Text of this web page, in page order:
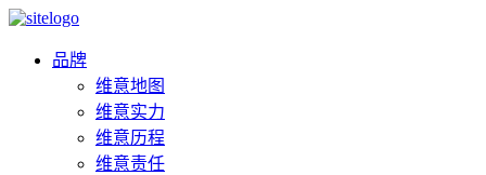
品牌
维意地图
维意实力
维意历程
维意责任